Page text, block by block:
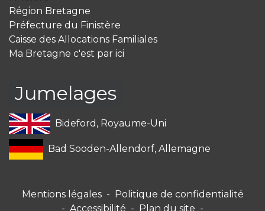
Région Bretagne
Préfecture du Finistère
Caisse des Allocations Familiales
Ma Bretagne c'est par ici
Jumelages
Bideford, Royaume-Uni
Bad Sooden-Allendorf, Allemagne
Mentions légales - Politique de confidentialité
- Accessibilité - Plan du site -